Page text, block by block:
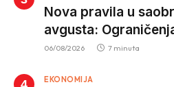
Nova pravila u
avgusta:
trotinetima i mlade
06/08/2026 7 minuta
EKONOMIJA